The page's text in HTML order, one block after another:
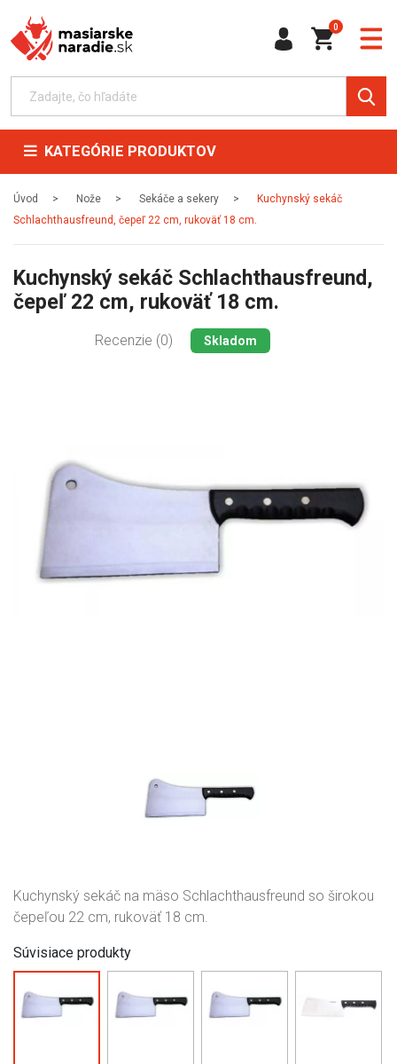
0
KATEGÓRIE PRODUKTOV
Úvod Nože Sekáče a sekery
Kuchynský sekáč
Schlachthausfreund, čepeľ 22 cm, rukoväť 18 cm.
Kuchynský sekáč Schlachthausfreund,
čepeľ 22 cm, rukoväť 18 cm.
Recenzie (0) Skladom
Kuchynský sekáč na mäso Schlachthausfreund so širokou
čepeľou 22 cm, rukoväť 18 cm.
Súvisiace produkty